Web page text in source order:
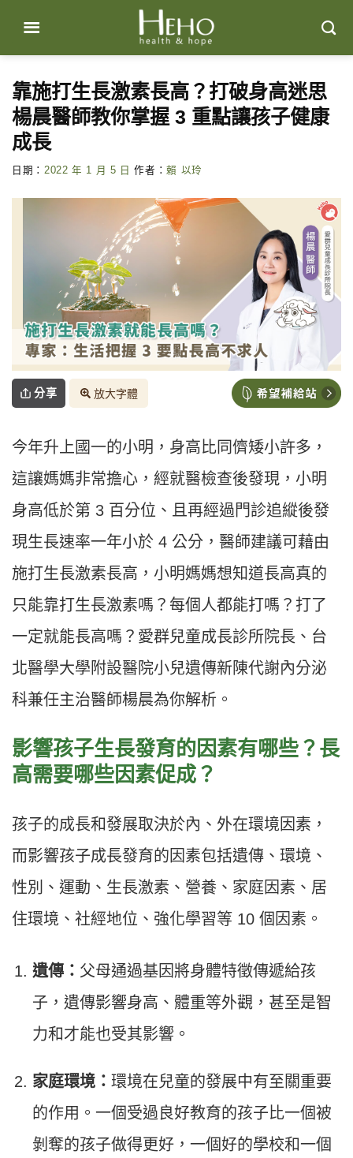
content
靠施打生長激素長高？打破身高迷思
楊晨醫師教你掌握 3 重點讓孩子健康
成長
日期： 2022 年 1 月 5 日 作者：賴 以玲
分享 放大字體
今年升上國一的小明，身高比同儕矮小許多，
這讓媽媽非常擔心，經就醫檢查後發現，小明
身高低於第 3 百分位、且再經過門診追縱後發
現生長速率一年小於 4 公分，醫師建議可藉由
施打生長激素長高，小明媽媽想知道長高真的
只能靠打生長激素嗎？每個人都能打嗎？打了
一定就能長高嗎？愛群兒童成長診所院長、台
北醫學大學附設醫院小兒遺傳新陳代謝內分泌
科兼任主治醫師楊晨為你解析。
影響孩子生長發育的因素有哪些？長
高需要哪些因素促成？
孩子的成長和發展取決於內、外在環境因素，
而影響孩子成長發育的因素包括遺傳、環境、
性別、運動、生長激素、營養、家庭因素、居
住環境、社經地位、強化學習等 10 個因素。
遺傳： 父母通過基因將身體特徵傳遞給孩
子，遺傳影響身高、體重等外觀，甚至是智
力和才能也受其影響。
家庭環境： 環境在兒童的發展中有至關重要
的作用。一個受過良好教育的孩子比一個被
剝奪的孩子做得更好，一個好的學校和一個